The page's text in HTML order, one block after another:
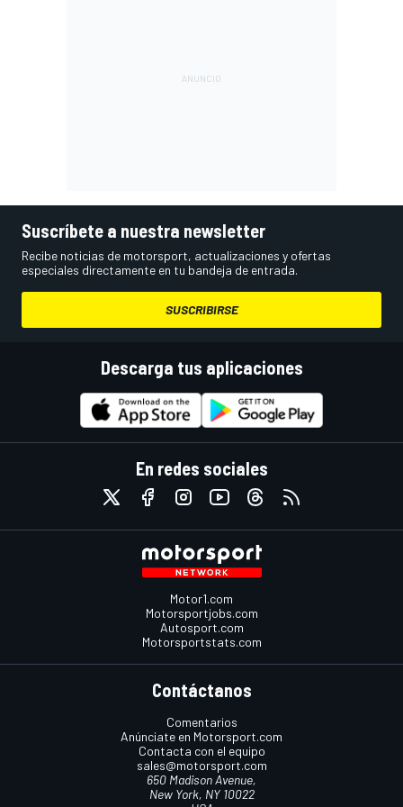
Suscríbete a nuestra newsletter
Recibe noticias de motorsport, actualizaciones y ofertas
especiales directamente en tu bandeja de entrada.
SUSCRIBIRSE
Descarga tus aplicaciones
En redes sociales
Motor1.com
Motorsportjobs.com
Autosport.com
Motorsportstats.com
Contáctanos
Comentarios
Anúnciate en Motorsport.com
Contacta con el equipo
sales@motorsport.com
650 Madison Avenue,
New York, NY 10022